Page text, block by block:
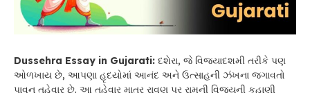
Dussehra Essay in Gujarati: દશેરા, જે વિજયાદશમી તરીકે પણ
ઓળખાય છે, આપણા હૃદયોમાં આનંદ અને ઉત્સાહની ઝંખના જગાવતો
પાવન તહેવાર છે. આ તહેવાર માત્ર રાવણ પર રામની વિજયની કહાણી